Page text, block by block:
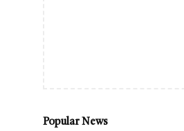
Popular News